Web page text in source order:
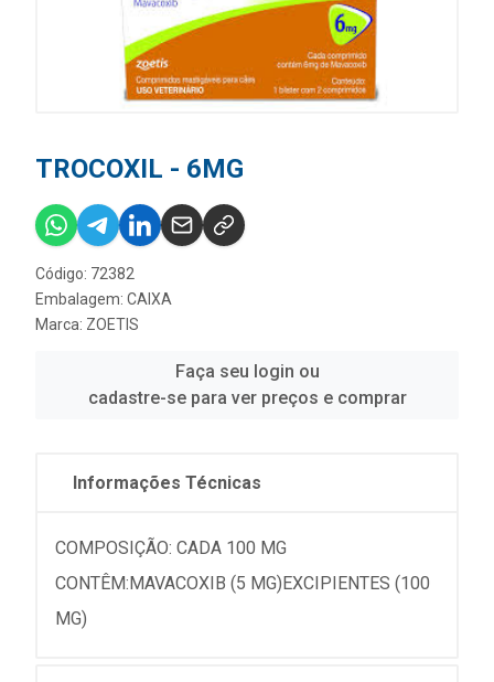
TROCOXIL - 6MG
Código: 72382
Embalagem: CAIXA
Marca: ZOETIS
Faça seu login ou
cadastre-se para ver preços e comprar
Informações Técnicas
COMPOSIÇÃO: CADA 100 MG
CONTÊM:MAVACOXIB (5 MG)EXCIPIENTES (100
MG)